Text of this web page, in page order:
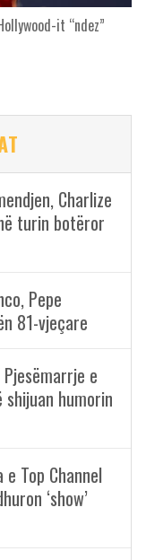
it “ndez”
Charlize
turin botëror
Pepe
81-vjeçare
e
humorin
Top Channel
‘show’